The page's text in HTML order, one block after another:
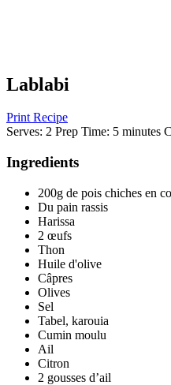
Lablabi
Print Recipe
Serves: 2 Prep Time: 5 minutes
Ingredients
200g de pois chiches en
Du pain rassis
Harissa
2 œufs
Thon
Huile d'olive
Câpres
Olives
Sel
Tabel, karouia
Cumin moulu
Ail
Citron
2 gousses d’ail